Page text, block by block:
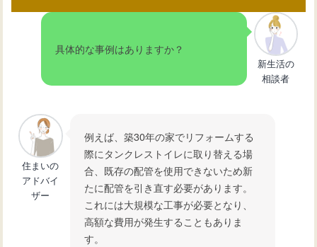
具体的な事例はありますか？
新生活の
相談者
住まいの
アドバイ
ザー
例えば、築30年の家でリフォームする
際にタンクレストイレに取り替える場
合、既存の配管を使用できないため新
たに配管を引き直す必要があります。
これには大規模な工事が必要となり、
高額な費用が発生することもありま
す。